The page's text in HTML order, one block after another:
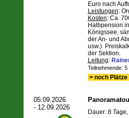
Euro nach
Leistungen:
Kosten: Ca.
Halbpension
Königssee,
der An- und
usw.).
der Sektion.
Leitung:
Teilnehmende:
> noch
05.09.2026
- 12.09.2026
Dauer: 8